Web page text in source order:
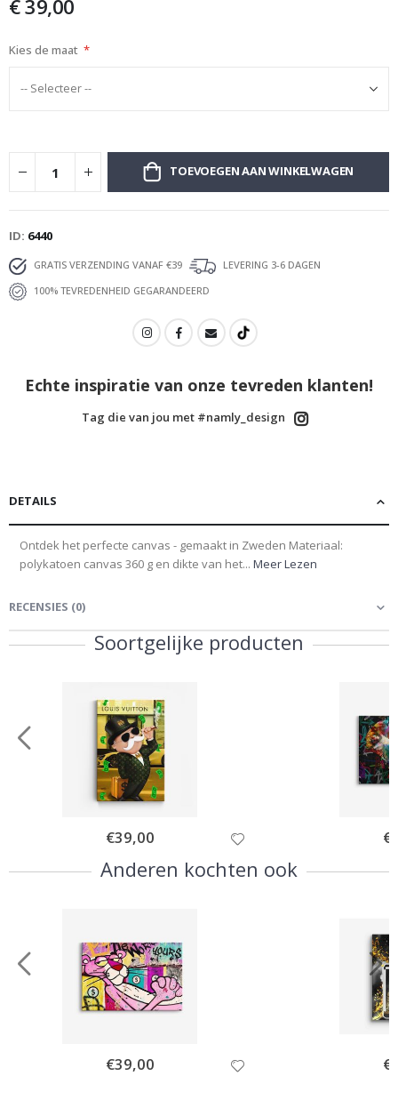
afbeeldingen-
€ 39,00
Kies de maat
TOEVOEGEN AAN WINKELWAGEN
ID 6440
GRATIS VERZENDING VANAF €39
LEVERING 3-6 DAGEN
100% TEVREDENHEID GEGARANDEERD
Echte inspiratie van onze tevreden klanten!
Tag die van jou met #namly_design
DETAILS
Ontdek het perfecte canvas - gemaakt in Zweden Materiaal:
polykatoen canvas 360 g en dikte van het... Meer Lezen
RECENSIES (0)
Soortgelijke producten
Special
Price
€39,00
Anderen kochten ook
Special
Price
€39,00